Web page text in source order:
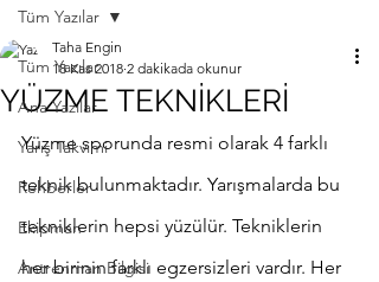
Tüm Yazılar
Ana Yazılar
Yarış Takvimi
Rehberler
Ekipman
Antrenman Bilgisi
Tüm Yazılar
YÜZME TEKNİKLERİ
Taha Engin
18 Kas 2018 2 dakikada okunur
Yüzme sporunda resmi olarak 4 farklı
teknik bulunmaktadır. Yarışmalarda bu
tekniklerin hepsi yüzülür. Tekniklerin
her birinin farklı egzersizleri vardır. Her